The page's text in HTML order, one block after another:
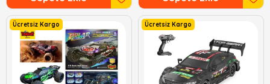
Ücretsiz Kargo Ücretsiz Kargo